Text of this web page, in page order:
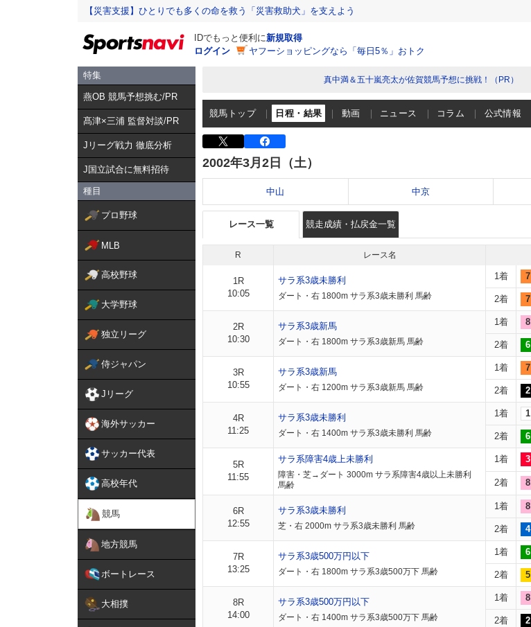
【災害支援】ひとりでも多くの命を救う「災害救助犬」を支えよう
IDでもっと便利に新規取得
ログイン
ヤフーショッピングなら「毎日5％」おトク
特集
燕OB 競馬予想挑む/PR
髙津×三浦 監督対談/PR
Jリーグ戦力 徹底分析
J国立試合に無料招待
種目
プロ野球
MLB
高校野球
大学野球
独立リーグ
侍ジャパン
Jリーグ
海外サッカー
サッカー代表
高校年代
競馬
地方競馬
ボートレース
大相撲
真中満＆五十嵐亮太が佐賀競馬予想に挑戦！（PR）
競馬トップ 日程・結果 動画 ニュース コラム 公式情報
2002年3月2日（土）
中山 中京
レース一覧 競走成績・払戻金一覧
R レース名
1R
10:05
サラ系3歳未勝利
ダート・右 1800m サラ系3歳未勝利 馬齢
1着 7
2着 7
2R
10:30
サラ系3歳新馬
ダート・右 1800m サラ系3歳新馬 馬齢
1着 8
2着 6
3R
10:55
サラ系3歳新馬
ダート・右 1200m サラ系3歳新馬 馬齢
1着 7
2着 2
4R
11:25
サラ系3歳未勝利
ダート・右 1400m サラ系3歳未勝利 馬齢
1着 1
2着 6
5R
11:55
サラ系障害4歳上未勝利
障害・芝→ダート 3000m サラ系障害4歳以上未勝利
馬齢
1着 3
2着 8
6R
12:55
サラ系3歳未勝利
芝・右 2000m サラ系3歳未勝利 馬齢
1着 8
2着 4
7R
13:25
サラ系3歳500万円以下
ダート・右 1800m サラ系3歳500万下 馬齢
1着 6
2着 5
8R
14:00
サラ系3歳500万円以下
ダート・右 1400m サラ系3歳500万下 馬齢
1着 8
2着 2